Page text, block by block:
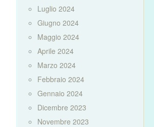
Luglio 2024
Giugno 2024
Maggio 2024
Aprile 2024
Marzo 2024
Febbraio 2024
Gennaio 2024
Dicembre 2023
Novembre 2023